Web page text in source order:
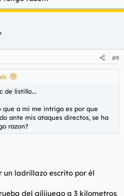
#9
de listillo...
que a mi me intriga es por que
ante mis ataques directos, se ha
razon?
un ladrillazo escrito por él
del gilijuego a 3 kilometros